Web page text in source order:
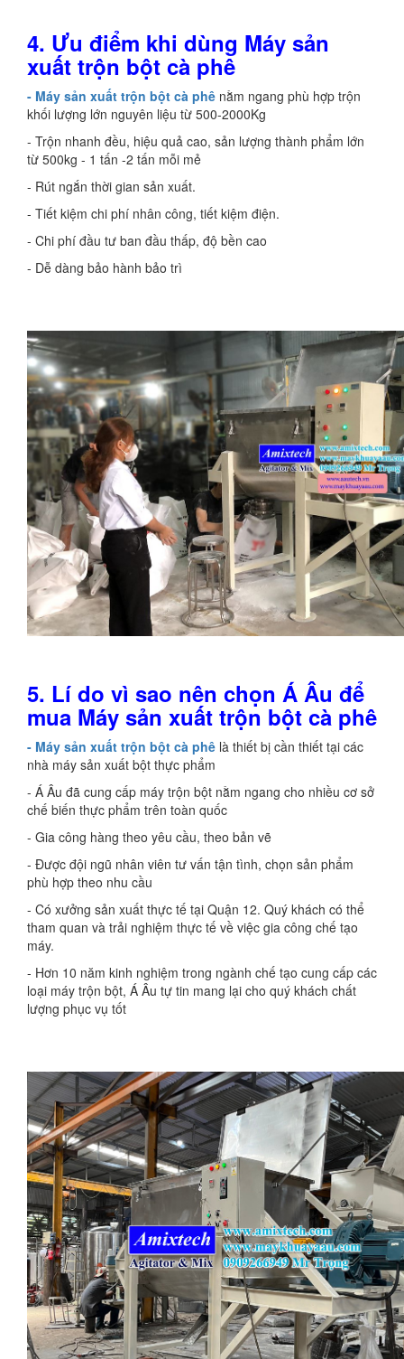
4. Ưu điểm khi dùng Máy sản
xuất trộn bột cà phê
- Máy sản xuất trộn bột cà phê nằm ngang phù hợp trộn
khối lượng lớn nguyên liệu từ 500-2000Kg
- Trộn nhanh đều, hiệu quả cao, sản lượng thành phẩm lớn
từ 500kg - 1 tấn -2 tấn mỗi mẻ
- Rút ngắn thời gian sản xuất.
- Tiết kiệm chi phí nhân công, tiết kiệm điện.
- Chi phí đầu tư ban đầu thấp, độ bền cao
- Dễ dàng bảo hành bảo trì
5. Lí do vì sao nên chọn Á Âu để
mua Máy sản xuất trộn bột cà phê
- Máy sản xuất trộn bột cà phê là thiết bị cần thiết tại các
nhà máy sản xuất bột thực phẩm
- Á Âu đã cung cấp máy trộn bột nằm ngang cho nhiều cơ sở
chế biến thực phẩm trên toàn quốc
- Gia công hàng theo yêu cầu, theo bản vẽ
- Được đội ngũ nhân viên tư vấn tận tình, chọn sản phẩm
phù hợp theo nhu cầu
- Có xưởng sản xuất thực tế tại Quận 12. Quý khách có thể
tham quan và trải nghiệm thực tế về việc gia công chế tạo
máy.
- Hơn 10 năm kinh nghiệm trong ngành chế tạo cung cấp các
loại máy trộn bột, Á Âu tự tin mang lại cho quý khách chất
lượng phục vụ tốt